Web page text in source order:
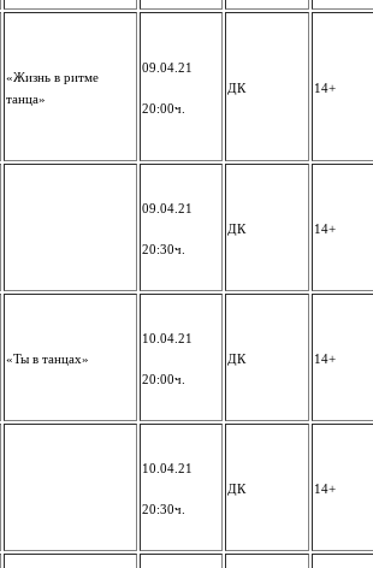
«Жизнь в ритме
танца»
09.04.21
20:00ч.
ДК 14+
09.04.21
20:30ч.
ДК 14+
«Ты в танцах»
10.04.21
20:00ч.
ДК 14+
10.04.21
20:30ч.
ДК 14+